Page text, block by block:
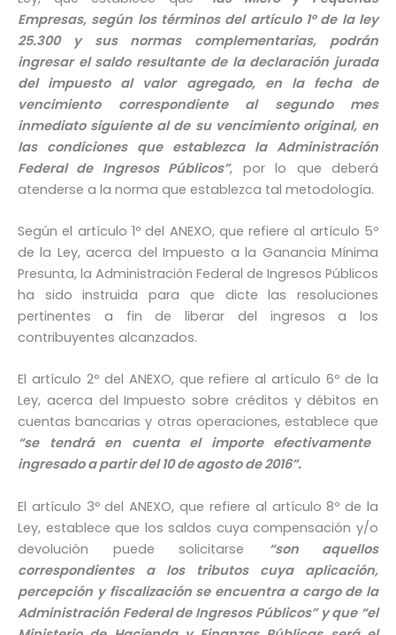
Empresas, según los términos del artículo 1° de la ley
25.300 y sus normas complementarias, podrán
ingresar el saldo resultante de la declaración jurada
del impuesto al valor agregado, en la fecha de
vencimiento correspondiente al segundo mes
inmediato siguiente al de su vencimiento original, en
las condiciones que establezca la Administración
Federal de Ingresos Públicos”, por lo que deberá
atenderse a la norma que establezca tal metodología.
Según el artículo 1º del ANEXO, que refiere al artículo 5º
de la Ley, acerca del Impuesto a la Ganancia Mínima
Presunta, la Administración Federal de Ingresos Públicos
ha sido instruida para que dicte las resoluciones
pertinentes a fin de liberar del ingresos a los
contribuyentes alcanzados.
El artículo 2º del ANEXO, que refiere al artículo 6º de la
Ley, acerca del Impuesto sobre créditos y débitos en
cuentas bancarias y otras operaciones, establece que
“se tendrá en cuenta el importe efectivamente
ingresado a partir del 10 de agosto de 2016”.
El artículo 3º del ANEXO, que refiere al artículo 8º de la
Ley, establece que los saldos cuya compensación y/o
devolución puede solicitarse
“son aquellos
correspondientes a los tributos cuya aplicación,
percepción y fiscalización se encuentra a cargo de la
Administración Federal de Ingresos Públicos” y que “el